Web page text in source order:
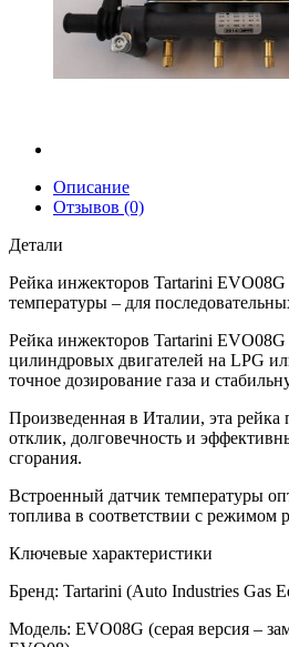
Описание
Отзывов (0)
Детали
Рейка инжекторов Tartarini
температуры – для
Рейка инжекторов Tartarini EVO08G
цилиндровых двигателей на LPG
точное дозирование газа и
Произведенная в Италии, эта рейка
отклик, долговечность и
сгорания.
Встроенный датчик температуры
топлива в соответствии с режимом
Ключевые характеристики
Бренд: Tartarini (Auto Industries Gas
Модель: EVO08G (серая версия –